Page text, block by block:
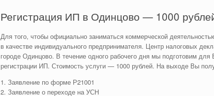
Регистрация ИП в Одинцово — 1000
Для того, чтобы официально заниматься коммерческой
в качестве индивидуального предпринимателя. Центр налоговых
городе Одинцово. В течение одного рабочего дня мы подготовим
регистрации ИП. Стоимость услуги — 1000 рублей. На выходе Вы
1. Заявление по форме Р21001
2. Заявление о переходе на УСН